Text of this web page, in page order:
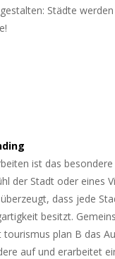
Städte
ist das besondere
der Stadt oder eines
dass jede
besitzt.
tourismus plan B das
auf und erarbeitet